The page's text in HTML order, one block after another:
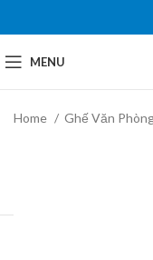
MENU
Home Ghế Văn